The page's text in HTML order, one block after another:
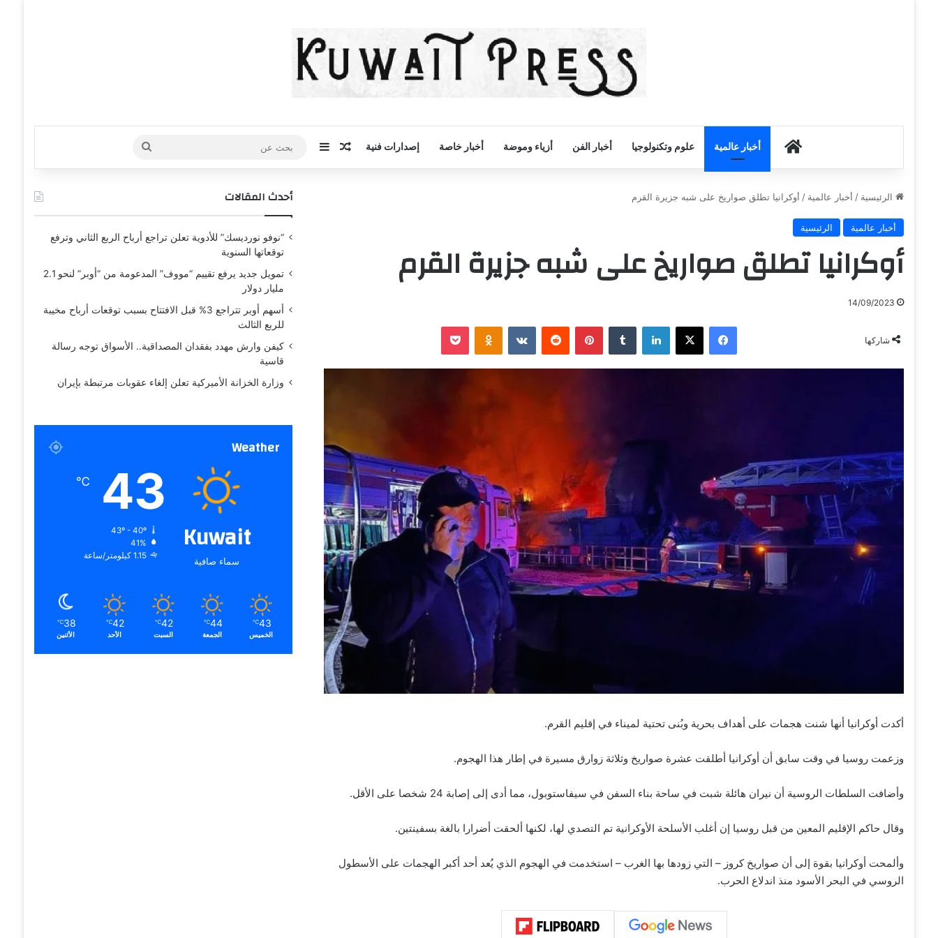
أخبار الكويت
أخبار عالمية علوم وتكنولوجيا أخبار الفن أزياء وموضة أخبار خاصة إصدارات فنية مقال عشوائي
إضافة عمود جانبي
بحث
عن
الرئيسية / أخبار عالمية / أوكرانيا تطلق صواريخ على شبه جزيرة القرم
أخبار عالمية الرئيسية
أوكرانيا تطلق صواريخ على شبه جزيرة القرم
14/09/2023
شاركها
فيسبوك ‫X لينكدإن ‏Tumblr بينتيريست ‏Reddit
‏VKontakte
Odnoklassniki
‫Pocket
أكدت أوكرانيا أنها شنت هجمات على أهداف بحرية وبُنى تحتية لميناء في إقليم القرم.
وزعمت روسيا في وقت سابق أن أوكرانيا أطلقت عشرة صواريخ وثلاثة زوارق مسيرة في إطار هذا الهجوم.
وأضافت السلطات الروسية أن نيران هائلة شبت في ساحة بناء السفن في سيفاستوبول، مما أدى إلى إصابة 24 شخصا على الأقل.
وقال حاكم الإقليم المعين من قبل روسيا إن أغلب الأسلحة الأوكرانية تم التصدي لها، لكنها ألحقت أضرارا بالغة بسفينتين.
وألمحت أوكرانيا بقوة إلى أن صواريخ كروز – التي زودها بها الغرب – استخدمت في الهجوم الذي يُعد أحد أكبر الهجمات على الأسطول
الروسي في البحر الأسود منذ اندلاع الحرب.
أحدث المقالات
“نوفو نورديسك” للأدوية تعلن تراجع أرباح الربع الثاني وترفع
توقعاتها السنوية
تمويل جديد يرفع تقييم “مووف” المدعومة من “أوبر” لنحو 2.1
مليار دولار
أسهم أوبر تتراجع 3% قبل الافتتاح بسبب توقعات أرباح مخيبة
للربع الثالث
كيفن وارش مهدد بفقدان المصداقية.. الأسواق توجه رسالة
قاسية
وزارة الخزانة الأميركية تعلن إلغاء عقوبات مرتبطة بإيران
Weather
Kuwait
سماء صافية
43
℃
43º - 40º
41%
1.15 كيلومتر/ساعة
43
℃
الخميس
44
℃
الجمعة
42
℃
السبت
42
℃
الأحد
38
℃
الأثنين